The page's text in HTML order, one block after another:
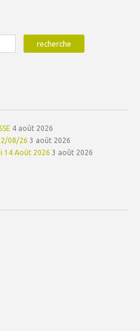
4 août 2026
08/26 3 août 2026
14 Août 2026 3 août 2026